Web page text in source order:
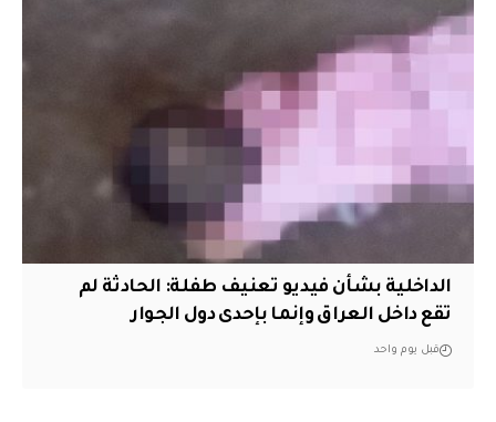
الداخلية بشأن فيديو تعنيف طفلة: الحادثة لم
تقع داخل العراق وإنما بإحدى دول الجوار
قبل يوم واحد